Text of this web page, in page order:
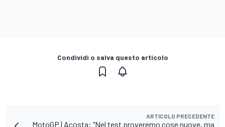
Condividi o salva questo articolo
ARTICOLO PRECEDENTE
MotoGP | Acosta: "Nel test proveremo cose nuove, ma